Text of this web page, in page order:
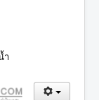
ำ